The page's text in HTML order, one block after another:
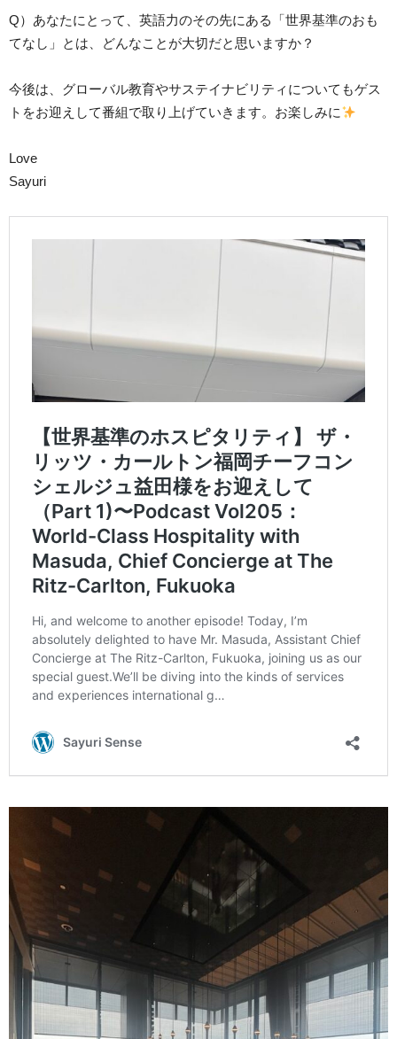
Q）あなたにとって、英語力のその先にある「世界基準のおも
てなし」とは、どんなことが大切だと思いますか？
今後は、グローバル教育やサステイナビリティについてもゲス
トをお迎えして番組で取り上げていきます。お楽しみに
Love
Sayuri